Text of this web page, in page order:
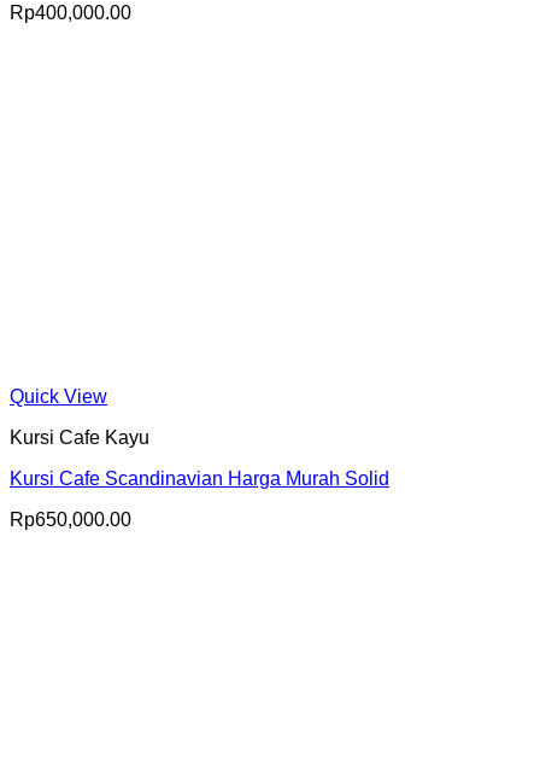
Rp400,000.00
Quick View
Kursi Cafe Kayu
Kursi Cafe Scandinavian Harga Murah Solid
Rp650,000.00